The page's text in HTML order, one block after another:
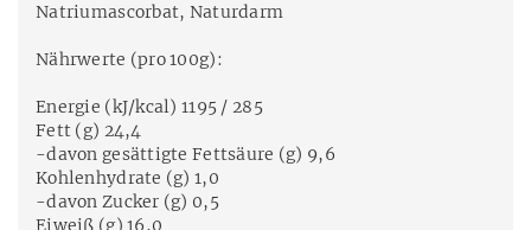
Natriumascorbat, Naturdarm
Nährwerte (pro 100g):
Energie (kJ/kcal) 1195 / 285
Fett (g) 24,4
-davon gesättigte Fettsäure (g) 9,6
Kohlenhydrate (g) 1,0
-davon Zucker (g) 0,5
Eiweiß (g) 16,0